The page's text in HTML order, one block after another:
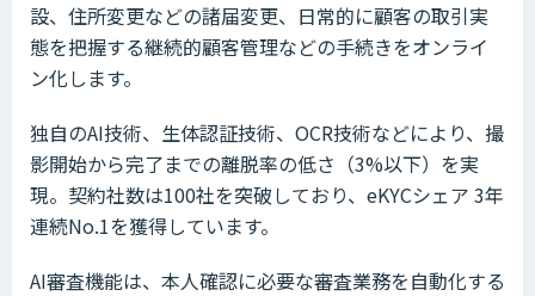
設、住所変更などの諸届変更、日常的に顧客の取引実
態を把握する継続的顧客管理などの手続きをオンライ
ン化します。
独自のAI技術、生体認証技術、OCR技術などにより、撮
影開始から完了までの離脱率の低さ（3%以下）を実
現。契約社数は100社を突破しており、eKYCシェア 3年
連続No.1を獲得しています。
AI審査機能は、本人確認に必要な審査業務を自動化する